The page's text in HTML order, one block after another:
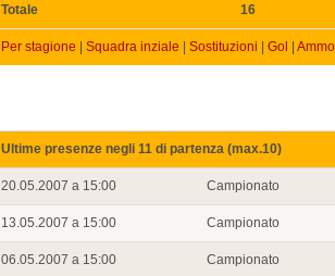
Totale 16
Per stagione | Squadra inziale | Sostituzioni | Gol |
Ultime presenze negli 11 di partenza (max.10)
20.05.2007 a 15:00 Campionato
13.05.2007 a 15:00 Campionato
06.05.2007 a 15:00 Campionato